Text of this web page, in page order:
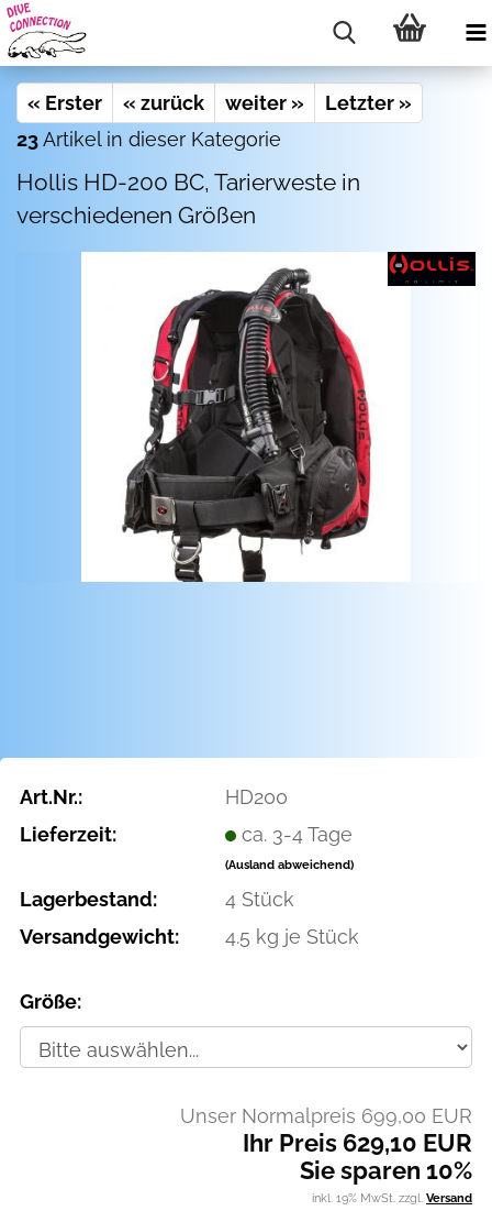
« Erster « zurück weiter »
Letzter »
23Artikel in dieser Kategorie
Hollis HD-200 BC, Tarierweste in
verschiedenen Größen
Art.Nr.:
HD200
Lieferzeit:
ca. 3-4 Tage
(Ausland abweichend)
Lagerbestand: 4 Stück
Versandgewicht:
4.5 kg je Stück
Größe:
Unser Normalpreis 699,00 EUR
Ihr Preis 629,10 EUR
Sie sparen 10%
inkl. 19% MwSt. zzgl. Versand